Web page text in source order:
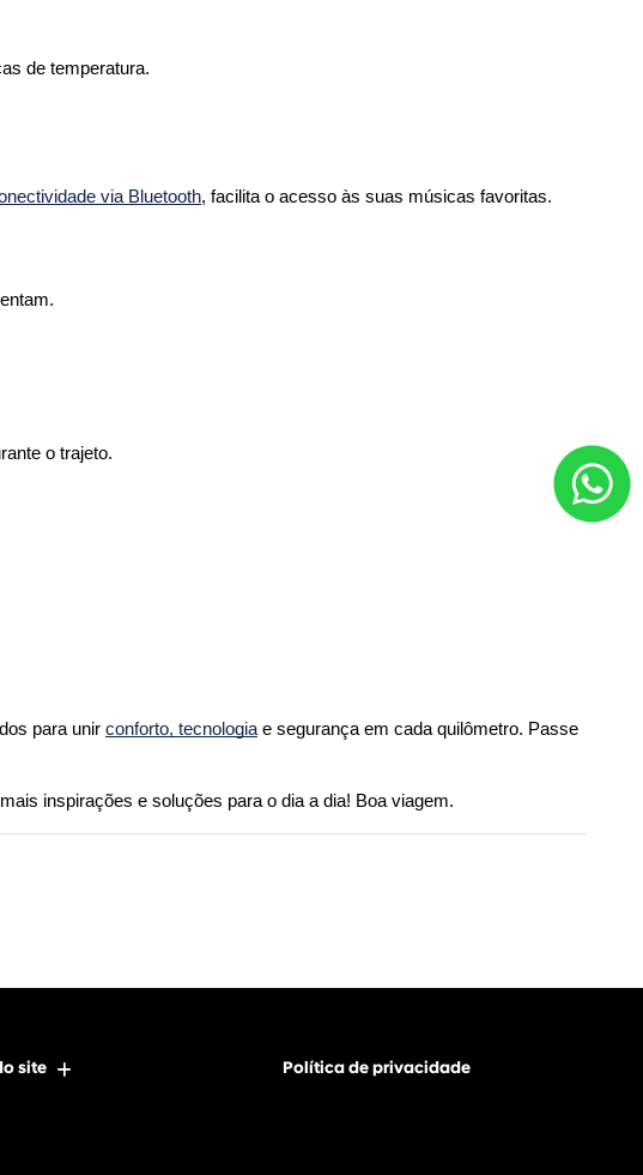
de temperatura.
via Bluetooth, facilita o acesso às suas músicas favoritas.
o trajeto.
para unir conforto, tecnologia e segurança em cada quilômetro. Passe
inspirações e soluções para o dia a dia! Boa viagem.
site Política de privacidade